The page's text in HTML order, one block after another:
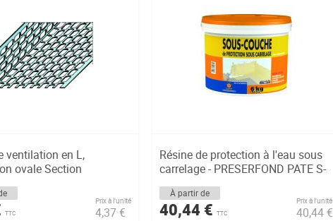
ventilation en L,
ovale Section
TTC
Prix à l’unité
4,37 €
Résine de protection à l'eau sous
carrelage - PRESERFOND PATE S-
C...
À partir de
40,44 € TTC
Prix à l’unité
40,44 €